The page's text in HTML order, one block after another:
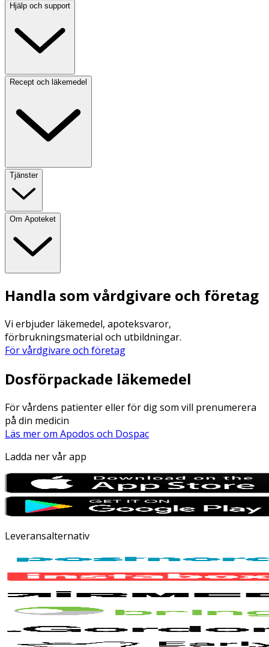
Hjälp och support
Recept och läkemedel
Tjänster
Om Apoteket
Handla som vårdgivare och företag
Vi erbjuder läkemedel, apoteksvaror,
förbrukningsmaterial och utbildningar.
För vårdgivare och företag
Dosförpackade läkemedel
För vårdens patienter eller för dig som vill prenumerera
på din medicin
Läs mer om Apodos och Dospac
Ladda ner vår app
Leveransalternativ